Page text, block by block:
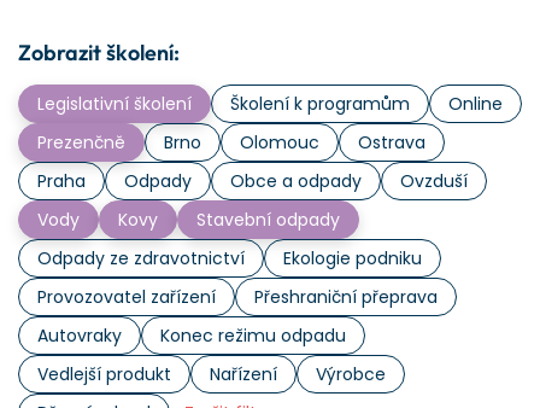
Zobrazit školení:
Legislativní školení Školení k programům
Online
Prezenčně
Brno Olomouc
Ostrava
Praha
Odpady Obce a odpady
Ovzduší
Vody
Kovy
Stavební odpady
Odpady ze zdravotnictví
Ekologie podniku
Provozovatel zařízení
Přeshraniční přeprava
Autovraky
Konec režimu odpadu
Vedlejší produkt
Nařízení
Výrobce